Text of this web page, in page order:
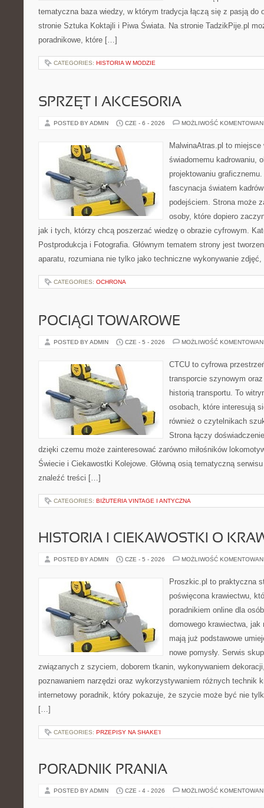
tematyczna baza wiedzy, w którym tradycja łączą się z pasją do
stronie Sztuka Koktajli i Piwa Świata. Na stronie TadzikPije.pl
poradnikowe, które […]
CATEGORIES: HISTORIA W MODZIE
SPRZĘT I AKCESORIA
POSTED BY ADMIN CZE - 6 - 2026 MOŻLIWOŚĆ
MalwinaAtras.pl to
świadomemu kadrowaniu,
projektowaniu
fascynacja światem
podejściem. Strona może
osoby, które dopiero
jak i tych, którzy chcą poszerzać wiedzę o obrazie cyfrowym.
Postprodukcja i Fotografia. Głównym tematem strony jest
aparatu, rozumiana nie tylko jako techniczne wykonywanie
CATEGORIES: OCHRONA
POCIĄGI TOWAROWE
POSTED BY ADMIN CZE - 5 - 2026 MOŻLIWOŚĆ
CTCU to cyfrowa
transporcie szynowym
historią transportu. To
osobach, które interesują
również o czytelnikach
Strona łączy
dzięki czemu może zainteresować zarówno miłośników
Świecie i Ciekawostki Kolejowe. Główną osią tematyczną
znaleźć treści […]
CATEGORIES: BIŻUTERIA VINTAGE I ANTYCZNA
HISTORIA I CIEKAWOSTKI O
POSTED BY ADMIN CZE - 5 - 2026 MOŻLIWOŚĆ
Proszkic.pl to praktyczna
poświęcona krawiectwu,
poradnikiem online dla
domowego krawiectwa,
mają już podstawowe
nowe pomysły. Serwis
związanych z szyciem, doborem tkanin, wykonywaniem
poznawaniem narzędzi oraz wykorzystywaniem różnych technik
internetowy poradnik, który pokazuje, że szycie może być nie
[…]
CATEGORIES: PRZEPISY NA SHAKE'I
PORADNIK PRANIA
POSTED BY ADMIN CZE - 4 - 2026 MOŻLIWOŚĆ